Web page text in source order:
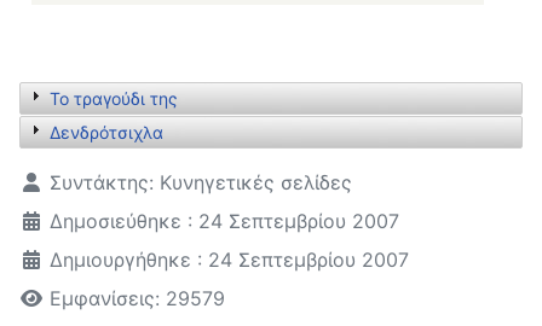
Το τραγούδι της
Δενδρότσιχλα
Λεπτομέρειες
Συντάκτης: Κυνηγετικές σελίδες
Δημοσιεύθηκε : 24 Σεπτεμβρίου 2007
Δημιουργήθηκε : 24 Σεπτεμβρίου 2007
Εμφανίσεις: 29579